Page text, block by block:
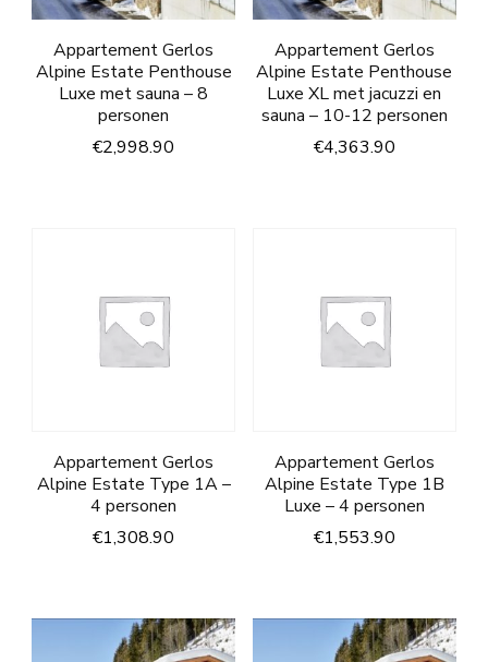
Appartement Gerlos
Alpine Estate Penthouse
Luxe met sauna – 8
personen
€2,998.90
Appartement Gerlos
Alpine Estate Penthouse
Luxe XL met jacuzzi en
sauna – 10-12 personen
€4,363.90
Appartement Gerlos
Alpine Estate Type 1A –
4 personen
€1,308.90
Appartement Gerlos
Alpine Estate Type 1B
Luxe – 4 personen
€1,553.90